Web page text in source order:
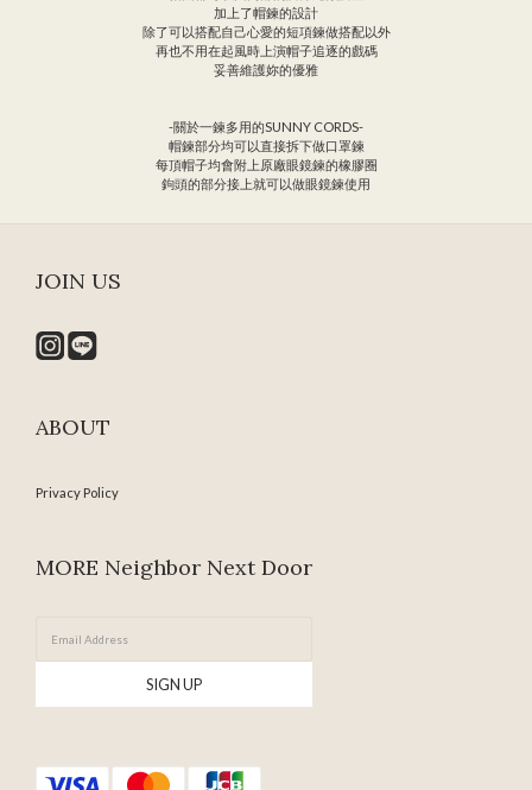
加上了帽鍊的設計
除了可以搭配自己心愛的短項鍊做搭配以外
再也不用在起風時上演帽子追逐的戲碼
妥善維護妳的優雅
-關於一鍊多用的SUNNY CORDS-
帽鍊部分均可以直接拆下做口罩鍊
每頂帽子均會附上原廠眼鏡鍊的橡膠圈
鉤頭的部分接上就可以做眼鏡鍊使用
JOIN US
ABOUT
Privacy Policy
MORE Neighbor Next Door
SIGN UP